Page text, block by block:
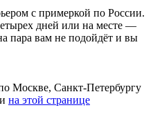
с примеркой по России.
дней или на месте —
пара вам не подойдёт и вы
Москве, Санкт-Петербургу
на этой странице